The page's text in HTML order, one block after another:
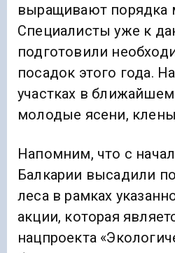
выращивают порядка
Специалисты уже к
подготовили
посадок этого года.
участках в
молодые ясени,
Напомним, что с
Балкарии высадили
леса в рамках
акции, которая
нацпроекта